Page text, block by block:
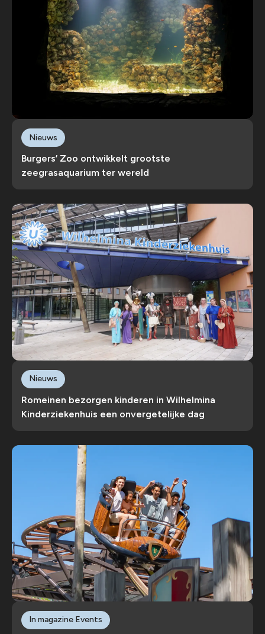
Burgers’ Zoo ontwikkelt grootste
zeegrasaquarium ter wereld
Nieuws
Romeinen bezorgen kinderen in Wilhelmina
Kinderziekenhuis een onvergetelijke dag
Nieuws
In magazine Events